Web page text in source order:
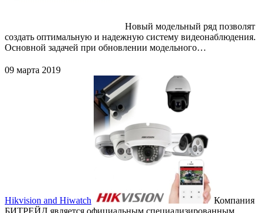
Новый модельный ряд позволят
создать оптимальную и надежную систему видеонаблюдения.
Основной задачей при обновлении модельного…
09 марта 2019
Hikvision and Hiwatch
Компания
БИТРЕЙД является официальным специализированным